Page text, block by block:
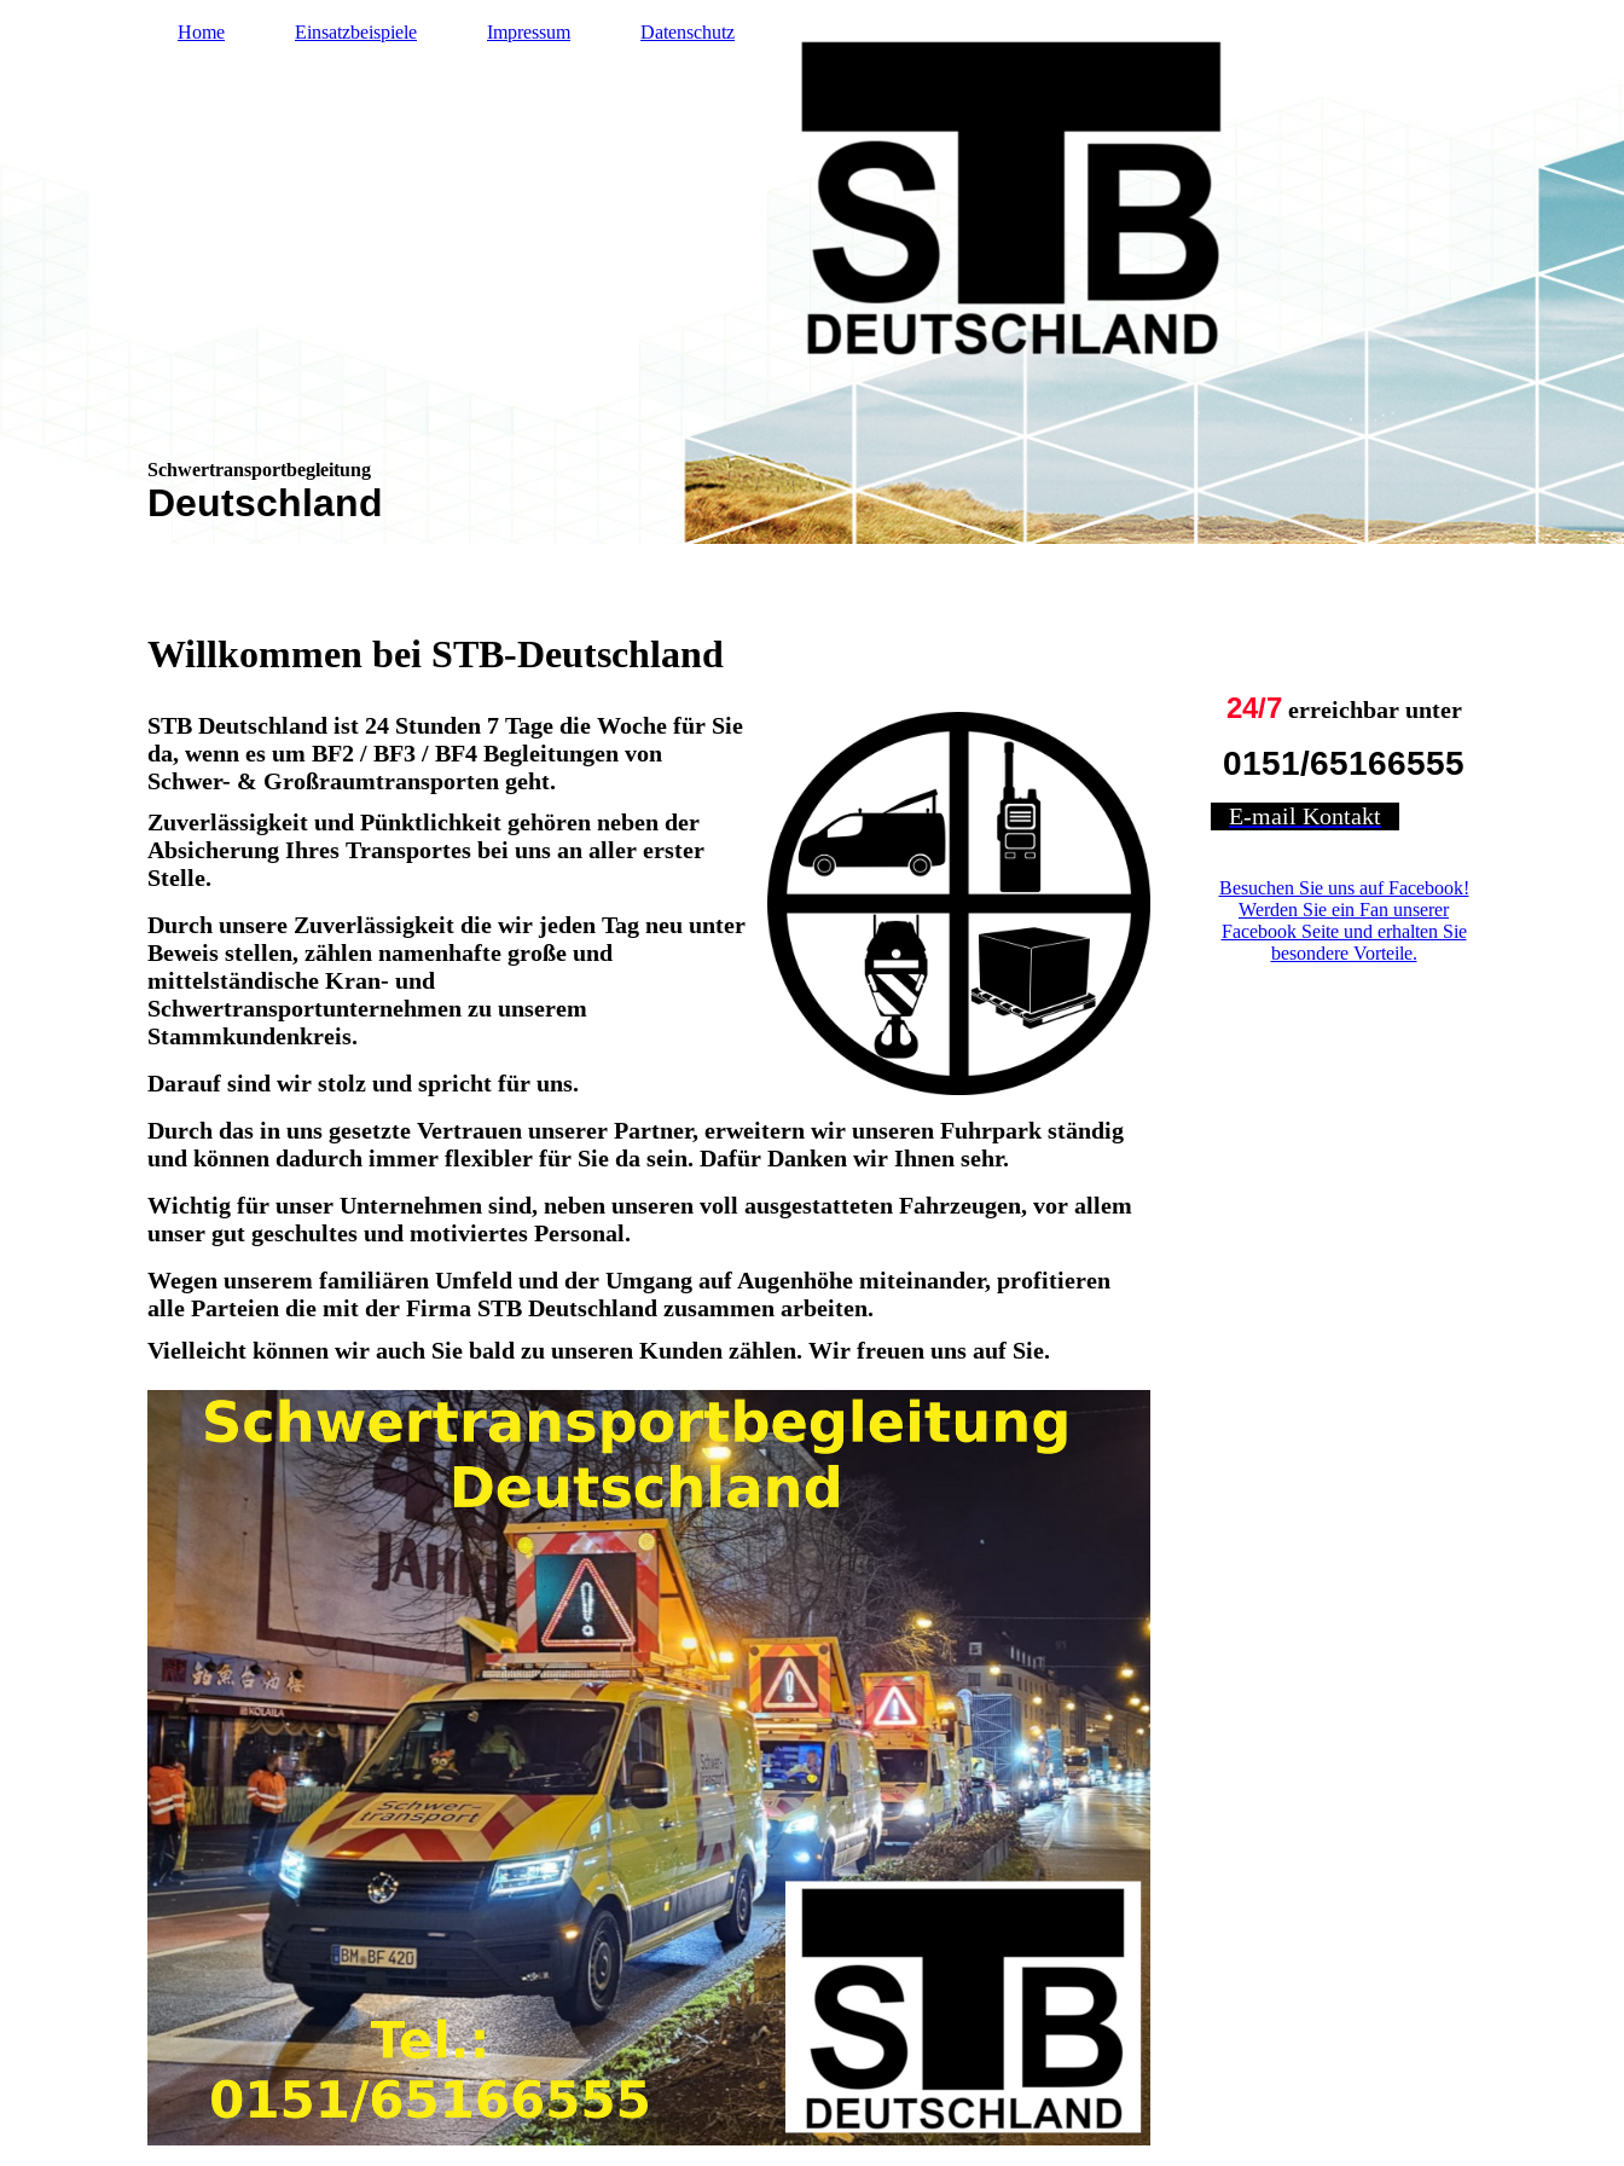
Home Einsatzbeispiele Impressum Datenschutz
Schwertransportbegleitung
Deutschland
Willkommen bei STB-Deutschland
STB Deutschland ist 24 Stunden 7 Tage die Woche für Sie
da, wenn es um BF2 / BF3 / BF4 Begleitungen von
Schwer- & Großraumtransporten geht.
Zuverlässigkeit und Pünktlichkeit gehören neben der
Absicherung Ihres Transportes bei uns an aller erster
Stelle.
Durch unsere Zuverlässigkeit die wir jeden Tag neu unter
Beweis stellen, zählen namenhafte große und
mittelständische Kran- und
Schwertransportunternehmen zu unserem
Stammkundenkreis.
Darauf sind wir stolz und spricht für uns.
Durch das in uns gesetzte Vertrauen unserer Partner, erweitern wir unseren Fuhrpark ständig
und können dadurch immer flexibler für Sie da sein. Dafür Danken wir Ihnen sehr.
Wichtig für unser Unternehmen sind, neben unseren voll ausgestatteten Fahrzeugen, vor allem
unser gut geschultes und motiviertes Personal.
Wegen unserem familiären Umfeld und der Umgang auf Augenhöhe miteinander, profitieren
alle Parteien die mit der Firma STB Deutschland zusammen arbeiten.
Vielleicht können wir auch Sie bald zu unseren Kunden zählen. Wir freuen uns auf Sie.
24/7erreichbar unter
0151/65166555
E-mail Kontakt
Besuchen Sie uns auf Facebook!
Werden Sie ein Fan unserer
Facebook Seite und erhalten Sie
besondere Vorteile.